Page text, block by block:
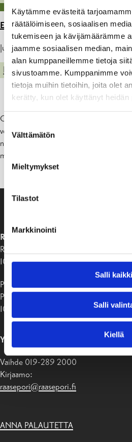
Käytämme evästeitä
räätälöimiseen, sosiaalisen
tukemiseen ja kävijämäärämme
jaamme sosiaalisen median,
alan kumppaneillemme tietoja
sivustoamme. Kumppanimme
tietoja muihin tietoihin, joita olet
kerätty, kun olet käyttänyt heidän
valinta
Välttämätön
Mieltymykset
Tilastot
Markkinointi
Salli kaikki
Salli
Kiellä
ETUSIVU>ARTIKKELIT>
Julkaistu: 28.07.23
KADUT, PUISTOT JA YLEISET
Campingen:in uimarannalla on
voivat olla myrkyllisiä. Koska
nopeasti uimareita kehotetaan
mikäli levää esiintyy runsaasti,
RAASEPORIN KAUPUNKI
Raaseporintie 37
10650 Tammisaari
Postiosoite:
PB 58
10611 Raasepori
YHTEYSTIEDOT
Vaihde 019-289 2000
Kirjaamo:
raasepori@raasepori.fi
ANNA PALAUTETTA